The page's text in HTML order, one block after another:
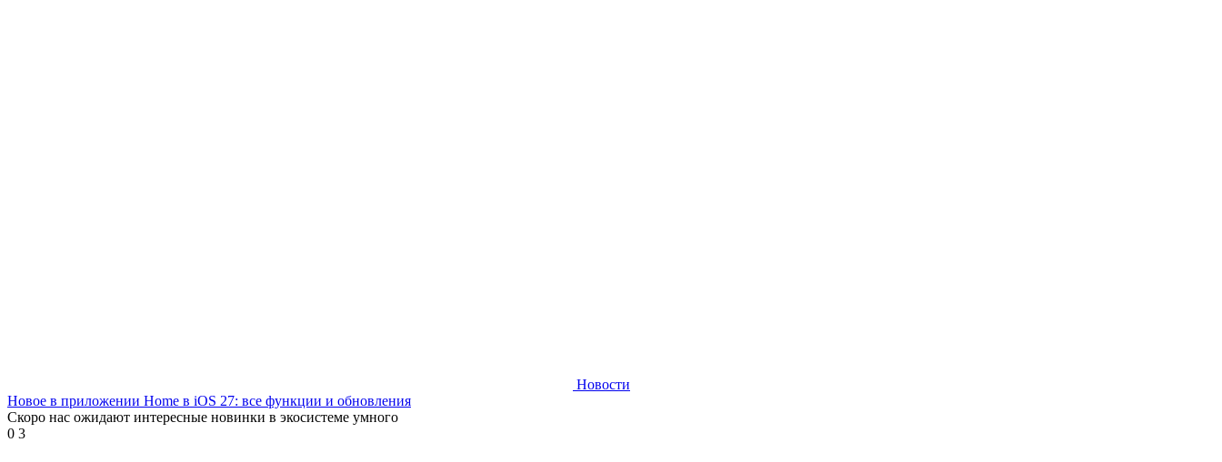
Новости
Новое в приложении Home в iOS 27: все функции и обновления
Скоро нас ожидают интересные новинки в экосистеме умного
0 3